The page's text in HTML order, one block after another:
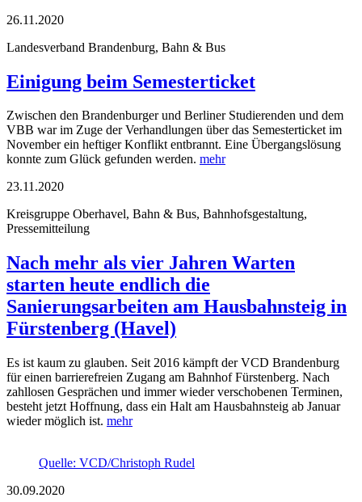
26.11.2020
Landesverband Brandenburg, Bahn & Bus
Einigung beim Semesterticket
Zwischen den Brandenburger und Berliner Studierenden und dem
VBB war im Zuge der Verhandlungen über das Semesterticket im
November ein heftiger Konflikt entbrannt. Eine Übergangslösung
konnte zum Glück gefunden werden. mehr
23.11.2020
Kreisgruppe Oberhavel, Bahn & Bus, Bahnhofsgestaltung,
Pressemitteilung
Nach mehr als vier Jahren Warten
starten heute endlich die
Sanierungsarbeiten am Hausbahnsteig in
Fürstenberg (Havel)
Es ist kaum zu glauben. Seit 2016 kämpft der VCD Brandenburg
für einen barrierefreien Zugang am Bahnhof Fürstenberg. Nach
zahllosen Gesprächen und immer wieder verschobenen Terminen,
besteht jetzt Hoffnung, dass ein Halt am Hausbahnsteig ab Januar
wieder möglich ist. mehr
Quelle: VCD/Christoph Rudel
30.09.2020